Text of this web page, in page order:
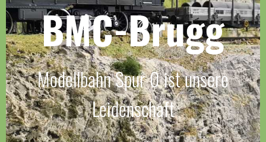
BMC-Brugg
Modellbahn Spur 0 ist unsere
Leidenschaft